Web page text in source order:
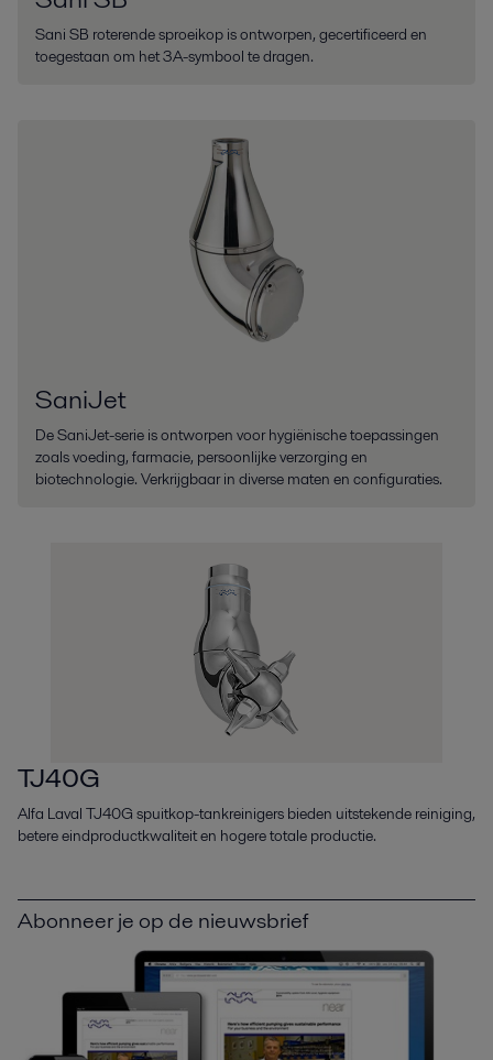
Sani SB roterende sproeikop is ontworpen, gecertificeerd en
toegestaan om het 3A-symbool te dragen.
SaniJet
De SaniJet-serie is ontworpen voor hygiënische toepassingen
zoals voeding, farmacie, persoonlijke verzorging en
biotechnologie. Verkrijgbaar in diverse maten en configuraties.
TJ40G
Alfa Laval TJ40G spuitkop-tankreinigers bieden uitstekende reiniging,
betere eindproductkwaliteit en hogere totale productie.
Abonneer je op de nieuwsbrief